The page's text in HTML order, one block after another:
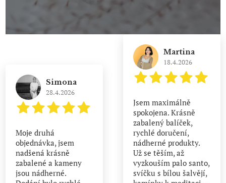
Simona
28.4.2026
Moje druhá
objednávka, jsem
nadšená krásně
zabalené a kameny
jsou nádherné.
Martina
18.4.2026
Jsem maximálně
spokojena. Krásně
zabalený balíček,
rychlé doručení,
nádherné produkty.
Už se těším, až
vyzkouším palo santo,
svíčku s bílou šalvějí,